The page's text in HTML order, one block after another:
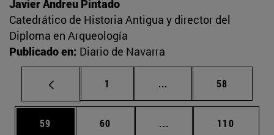
Javier Andreu Pintado
Catedrático de Historia Antigua y director del
Diploma en Arqueología
Publicado en: Diario de Navarra
Página
1 ... Páginas intermedias
Página
58
Página
59 Página
60 ... Páginas intermedias
Página
110